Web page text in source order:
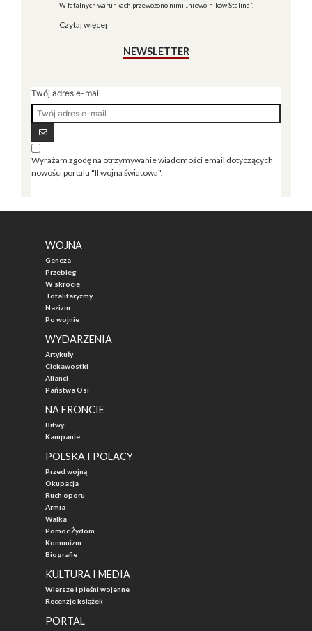
W fatalnych warunkach przewożono nimi „niewolników Stalina”.
Czytaj więcej
NEWSLETTER
Twój adres e-mail
Wyrażam zgodę na otrzymywanie wiadomości email dotyczących
nowości portalu "II wojna światowa".
WOJNA
Geneza
Przebieg
W skrócie
Totalitaryzmy
Nazizm
Po wojnie
WYDARZENIA
Artykuły
Ciekawostki
Alianci
Państwa Osi
NA FRONCIE
Bitwy
Kampanie
POLSKA I POLACY
Przed wojną
Okupacja
Ruch oporu
Armia
Walka
Pomoc Żydom
Komunizm
Biografie
KULTURA I MEDIA
Wiersze i pieśni wojenne
Recenzje książek
PORTAL